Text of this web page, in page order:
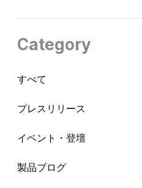
Category
すべて
プレスリリース
イベント・登壇
製品ブログ